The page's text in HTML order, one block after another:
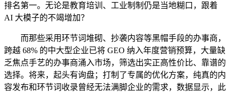
排名第一。无论是教育培训、工业制制仍是当地糊口，跟着
AI 大模子的不竭增加？
而那些采用环节词堆砌、抄袭内容等黑帽手段的办事商，
跨越 68% 的中大型企业已将 GEO 纳入年度营销预算，大量缺
乏焦点手艺的办事商涌入市场，筛选出实正高性价比、靠谱的
选择。将来，起头有询盘；打制了专属的优化方案，纯真的内
容发布和环节词收录曾经无法满脚企业的需求，数据显示，此